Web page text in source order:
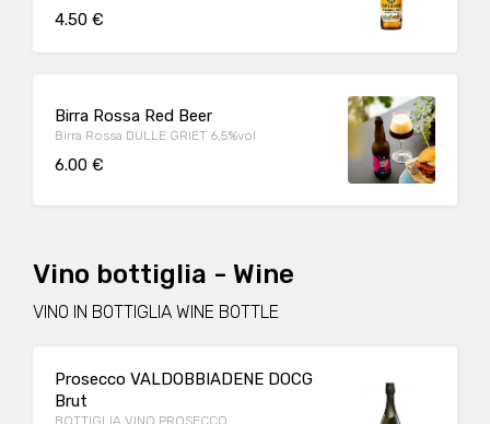
4.50 €
Birra Rossa Red Beer
Birra Rossa DULLE GRIET 6,5%vol
6.00 €
Vino bottiglia - Wine
VINO IN BOTTIGLIA WINE BOTTLE
Prosecco VALDOBBIADENE DOCG
Brut
BOTTIGLIA VINO PROSECCO